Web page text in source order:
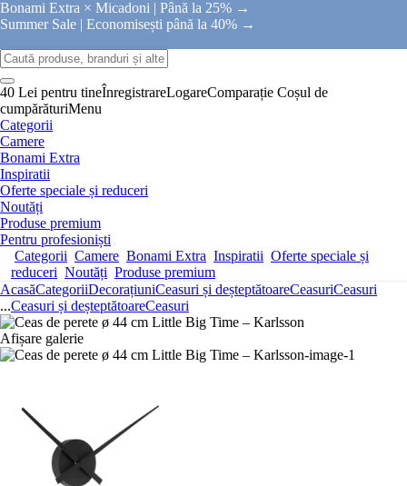
Bonami Extra × Micadoni | Până la 25% →
Summer Sale | Economisești până la 40% →
40 Lei pentru tineÎnregistrareLogareComparație Coșul de
cumpărăturiMenu
Categorii
Camere
Bonami Extra
Inspiratii
Oferte speciale și reduceri
Noutăți
Produse premium
Pentru profesioniști
Categorii Camere Bonami Extra Inspiratii Oferte speciale și
reduceri Noutăți Produse premium
AcasăCategoriiDecorațiuniCeasuri și deșteptătoareCeasuriCeasuri
...Ceasuri și deșteptătoareCeasuri
Afișare galerie